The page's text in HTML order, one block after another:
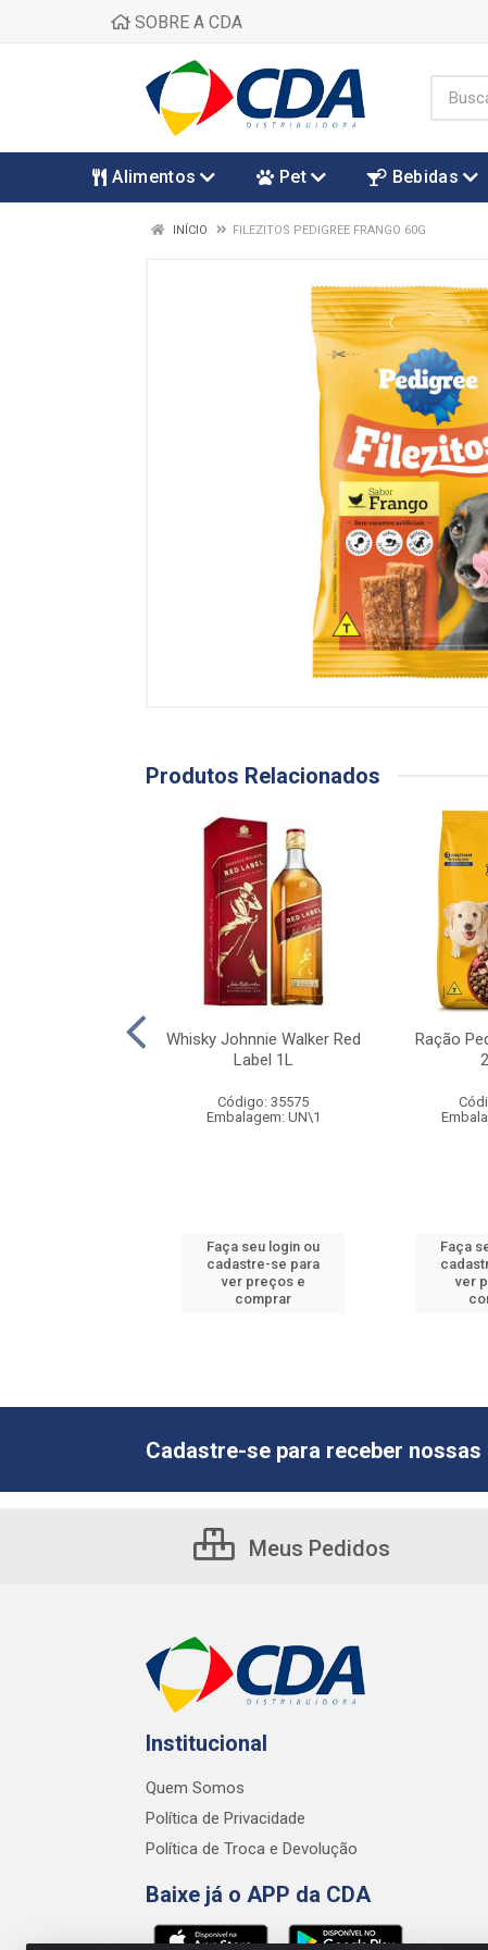
SOBRE A CDA
Alimentos Pet Bebidas
INÍCIO FILEZITOS PEDIGREE FRANGO 60G
Produtos Relacionados
Whisky Johnnie Walker Red
Label 1L
Código: 35575
Embalagem: UN\1
Faça seu login ou
cadastre-se para
ver preços e
comprar
Ração
Faça
ver
Cadastre-se para receber
Meus Pedidos
Institucional
Quem Somos
Política de Privacidade
Política de Troca e Devolução
Baixe já o APP da CDA